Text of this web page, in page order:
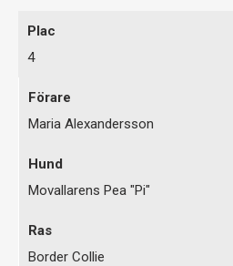
4
Maria Alexandersson
Movallarens Pea "Pi"
Border Collie